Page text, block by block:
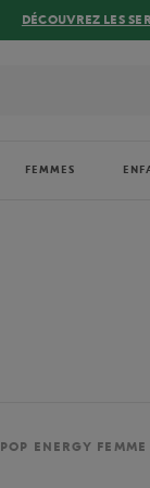
DÉCOUVREZ LES
FEMMES
POP ENERGY FEMME